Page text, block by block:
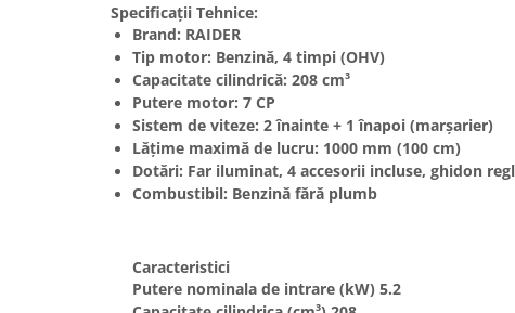
Pachete Incorporabile
Pirostrii & Arzatoare
Plasa umbrire
Pompe de stropit
Semanatoare,Plantatoare
Suflante & Aspiratoare
Specificații Tehnice:
Brand: RAIDER
Tip motor: Benzină, 4 timpi (OHV)
Capacitate cilindrică: 208 cm³
Putere motor: 7 CP
Sistem de viteze: 2 înainte + 1 înapoi (marșarier)
Lățime maximă de lucru: 1000 mm (100 cm)
Dotări: Far iluminat, 4 accesorii incluse, ghidon
Combustibil: Benzină fără plumb
Caracteristici
Putere nominala de intrare (kW) 5.2